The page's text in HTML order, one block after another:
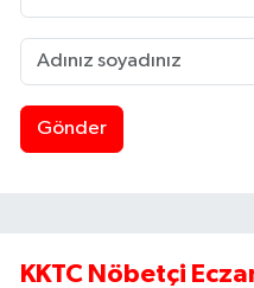
Gönder
KKTC Nöbetçi